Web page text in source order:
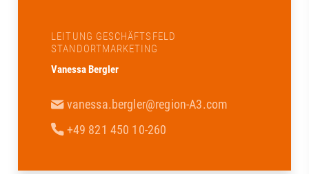
LEITUNG GESCHÄFTSFELD
STANDORTMARKETING
Vanessa Bergler
vanessa.bergler@region-A3.com
+49 821 450 10-260